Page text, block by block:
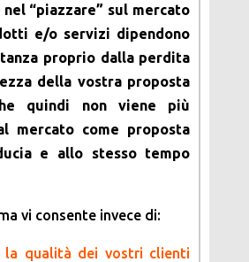
“piazzare” sul mercato
e/o servizi dipendono
proprio dalla perdita
della vostra proposta
quindi non viene più
mercato come proposta
e allo stesso tempo
vi consente invece di:
la qualità dei vostri clienti